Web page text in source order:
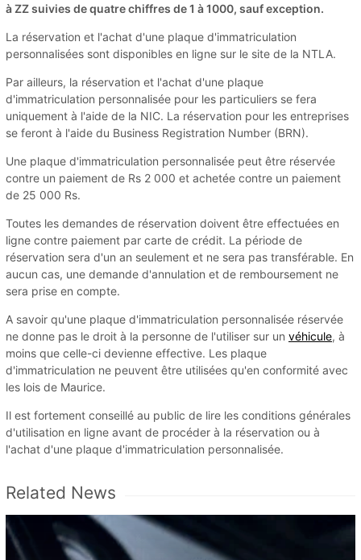
à ZZ suivies de quatre chiffres de 1 à 1000, sauf exception.
La réservation et l'achat d'une plaque d'immatriculation
personnalisées sont disponibles en ligne sur le site de la NTLA.
Par ailleurs, la réservation et l'achat d'une plaque
d'immatriculation personnalisée pour les particuliers se fera
uniquement à l'aide de la NIC. La réservation pour les entreprises
se feront à l'aide du Business Registration Number (BRN).
Une plaque d'immatriculation personnalisée peut être réservée
contre un paiement de Rs 2 000 et achetée contre un paiement
de 25 000 Rs.
Toutes les demandes de réservation doivent être effectuées en
ligne contre paiement par carte de crédit. La période de
réservation sera d'un an seulement et ne sera pas transférable. En
aucun cas, une demande d'annulation et de remboursement ne
sera prise en compte.
A savoir qu'une plaque d'immatriculation personnalisée réservée
ne donne pas le droit à la personne de l'utiliser sur un véhicule, à
moins que celle-ci devienne effective. Les plaque
d'immatriculation ne peuvent être utilisées qu'en conformité avec
les lois de Maurice.
Il est fortement conseillé au public de lire les conditions générales
d'utilisation en ligne avant de procéder à la réservation ou à
l'achat d'une plaque d'immatriculation personnalisée.
Related News